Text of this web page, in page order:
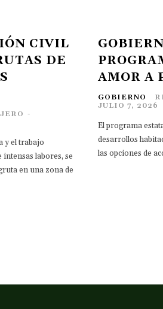
CIVIL
DE
-
y el trabajo
labores, se
en una zona de
AMOR A
GOBIERNO
JULIO 7, 2026
El programa
desarrollos
las opciones de